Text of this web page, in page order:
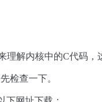
理解内核中的C代码
检查一下。